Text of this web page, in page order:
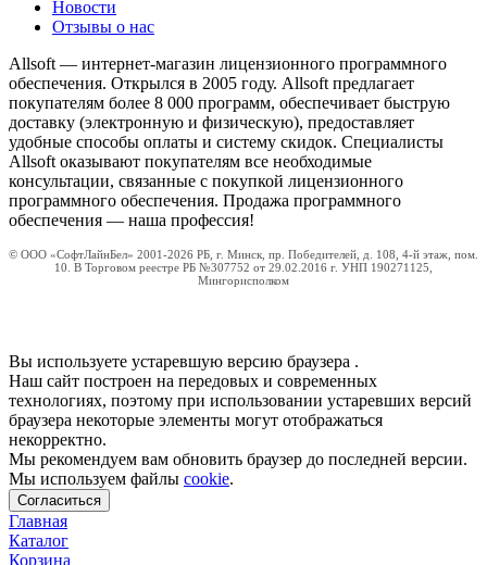
Новости
Отзывы о нас
Allsoft — интернет-магазин лицензионного программного
обеспечения. Открылся в 2005 году. Allsoft предлагает
покупателям более 8 000 программ, обеспечивает быструю
доставку (электронную и физическую), предоставляет
удобные способы оплаты и систему скидок. Специалисты
Allsoft оказывают покупателям все необходимые
консультации, связанные с покупкой лицензионного
программного обеспечения. Продажа программного
обеспечения — наша профессия!
© ООО «СофтЛайнБел» 2001-2026 РБ, г. Минск, пр. Победителей, д. 108, 4-й этаж, пом.
10. В Торговом реестре РБ №307752 от 29.02.2016 г. УНП 190271125,
Мингорисполком
Вы используете устаревшую версию браузера .
Наш сайт построен на передовых и современных
технологиях, поэтому при использовании устаревших версий
браузера некоторые элементы могут отображаться
некорректно.
Мы рекомендуем вам обновить браузер до последней версии.
Мы используем файлы cookie.
Согласиться
Главная
Каталог
Корзина